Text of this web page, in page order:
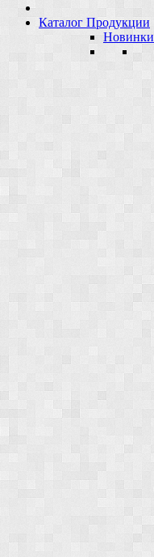
Каталог Продукции
Новинки